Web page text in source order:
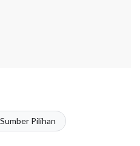
Pilihan